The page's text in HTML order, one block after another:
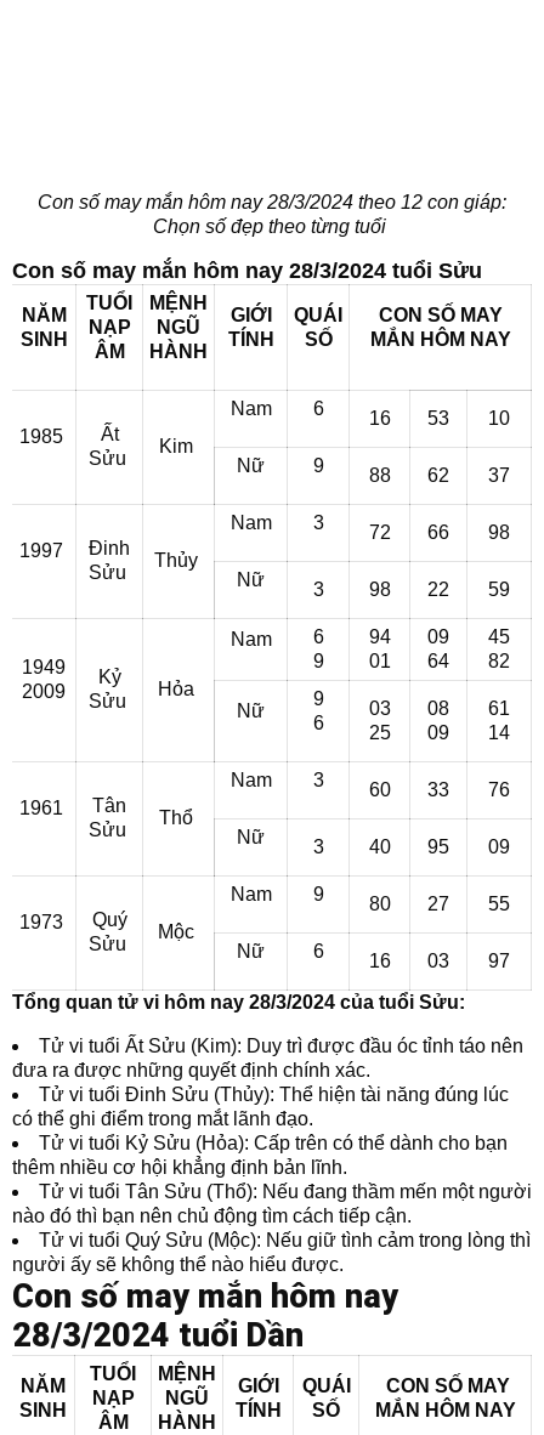
Con số may mắn hôm nay 28/3/2024 theo 12 con giáp:
Chọn số đẹp theo từng tuổi
Con số may mắn hôm nay 28/3/2024 tuổi Sửu
NĂM
SINH
TUỔI
NẠP
ÂM
MỆNH
NGŨ
HÀNH
GIỚI
TÍNH
QUÁI
SỐ
CON SỐ MAY
MẮN HÔM NAY
1985
Ất
Sửu
Kim
Nam 6 16 53 10
Nữ 9 88 62 37
1997
Đinh
Sửu
Thủy
Nam 3 72 66 98
Nữ 3 98 22 59
1949
2009
Kỷ
Sửu
Hỏa
Nam
6
9
94
01
09
64
45
82
Nữ
9
6
03
25
08
09
61
14
1961
Tân
Sửu
Thổ
Nam 3 60 33 76
Nữ 3 40 95 09
1973
Quý
Sửu
Mộc
Nam 9 80 27 55
Nữ 6 16 03
97
Tổng quan tử vi hôm nay 28/3/2024 của tuổi Sửu:
Tử vi tuổi Ất Sửu (Kim): Duy trì được đầu óc tỉnh táo nên
đưa ra được những quyết định chính xác.
Tử vi tuổi Đinh Sửu (Thủy): Thể hiện tài năng đúng lúc
có thể ghi điểm trong mắt lãnh đạo.
Tử vi tuổi Kỷ Sửu (Hỏa): Cấp trên có thể dành cho bạn
thêm nhiều cơ hội khẳng định bản lĩnh.
Tử vi tuổi Tân Sửu (Thổ): Nếu đang thầm mến một người
nào đó thì bạn nên chủ động tìm cách tiếp cận.
Tử vi tuổi Quý Sửu (Mộc): Nếu giữ tình cảm trong lòng thì
người ấy sẽ không thể nào hiểu được.
Con số may mắn hôm nay
28/3/2024 tuổi Dần
NĂM
SINH
TUỔI
NẠP
ÂM
MỆNH
NGŨ
HÀNH
GIỚI
TÍNH
QUÁI
SỐ
CON SỐ MAY
MẮN HÔM NAY